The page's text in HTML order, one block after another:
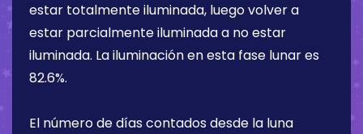
estar totalmente iluminada, luego volver a
estar parcialmente iluminada a no estar
iluminada. La iluminación en esta fase lunar es
82.6%.
El número de días contados desde la luna